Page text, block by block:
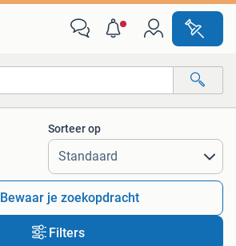
Alle afstanden…
Sorteer op
Bewaar je zoekopdracht
Filters